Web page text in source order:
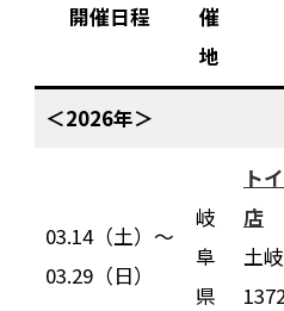
開催日程
催
地
＜2026年＞
03.14（土）〜
03.29（日）
岐
阜
県
ト
店
土